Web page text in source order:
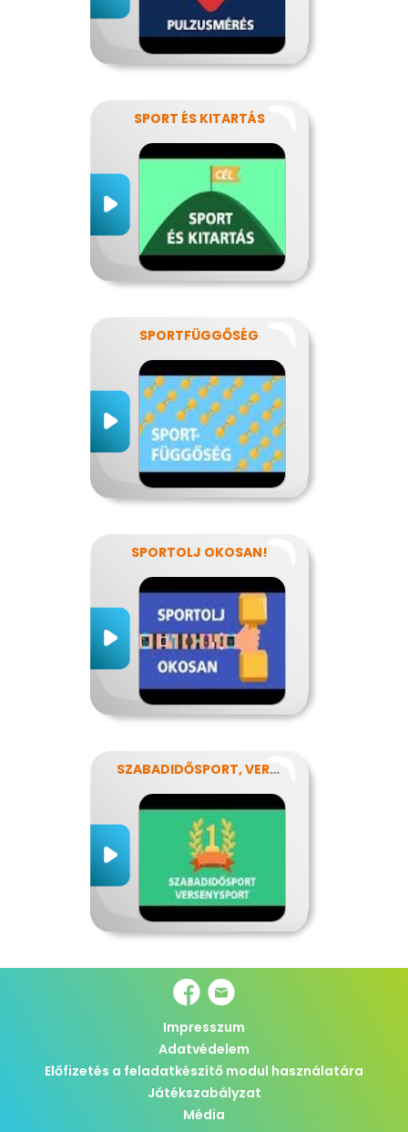
SPORT ÉS KITARTÁS
SPORTFÜGGŐSÉG
SPORTOLJ OKOSAN!
SZABADIDŐSPORT, VERSENYSPORT
Impresszum
Adatvédelem
Előfizetés a feladatkészítő modul használatára
Játékszabályzat
Média